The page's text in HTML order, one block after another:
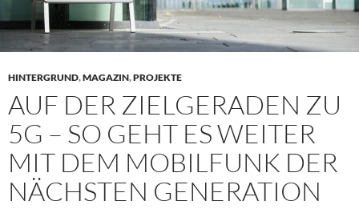
HINTERGRUND,MAGAZIN,PROJEKTE
AUF DER ZIELGERADEN ZU
5G – SO GEHT ES WEITER
MIT DEM MOBILFUNK DER
NÄCHSTEN GENERATION